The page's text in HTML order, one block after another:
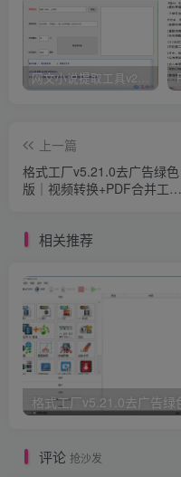
网文小说提取工具v2.10.02 可以自动下载小说 从此不再花钱看小说
上一篇
格式工厂v5.21.0去广告绿色
版｜视频转换+PDF合并工具
相关推荐
评论 抢沙发